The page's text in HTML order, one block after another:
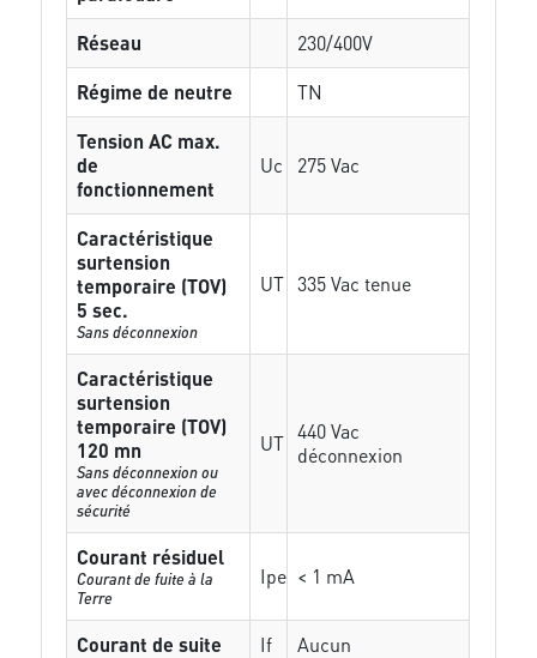
Réseau
230/400V
Régime de neutre
TN
Tension AC max.
de
fonctionnement
Uc 275 Vac
Caractéristique
surtension
temporaire (TOV)
5 sec.
Sans déconnexion
UT 335 Vac tenue
Caractéristique
surtension
temporaire (TOV)
120 mn
Sans déconnexion ou
avec déconnexion de
sécurité
UT 440 Vac
déconnexion
Courant résiduel
Courant de fuite à la
Terre
Ipe < 1 mA
Courant de suite If
Aucun